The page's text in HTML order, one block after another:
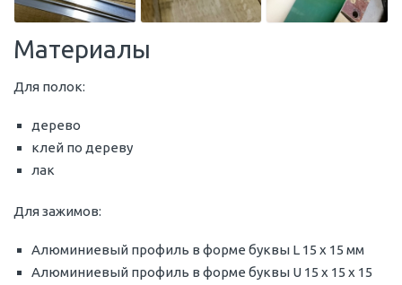
Материалы
Для полок:
дерево
клей по дереву
лак
Для зажимов:
Алюминиевый профиль в форме буквы L 15 x 15 мм
Алюминиевый профиль в форме буквы U 15 x 15 x 15